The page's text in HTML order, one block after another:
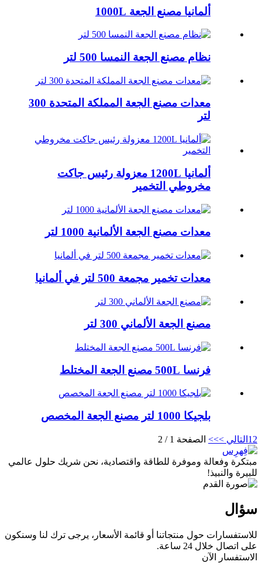
ألمانيا مصنع الجعة 1000L
نظام مصنع الجعة النمسا 500 لتر
معدات مصنع الجعة المملكة المتحدة 300
لتر
ألمانيا 1200L معزولة رئيس جاكت
مخروطي التخمير
معدات مصنع الجعة الألمانية 1000 لتر
معدات تخمير مجمعة 500 لتر في ألمانيا
مصنع الجعة الألماني 300 لتر
فرنسا 500L مصنع الجعة المختلط
بلجيكا 1000 لتر مصنع الجعة المخصص
1 2 التالي >>> الصفحة 1 / 2
مبتكرة وفعالة وموفرة للطاقة واقتصادية، نحن شريك حلول عالمي
للبيرة والنبيذ!
سؤال
للاستفسارات حول منتجاتنا أو قائمة الأسعار، يرجى ترك لنا وسنكون
على اتصال خلال 24 ساعة.
الاستفسار الآن